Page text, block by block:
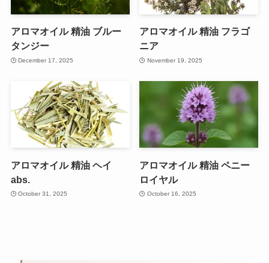
アロマオイル 精油 ブルー
タンジー
December 17, 2025
アロマオイル 精油 フラゴ
ニア
November 19, 2025
アロマオイル 精油 ヘイ
abs.
October 31, 2025
アロマオイル 精油 ペニー
ロイヤル
October 16, 2025